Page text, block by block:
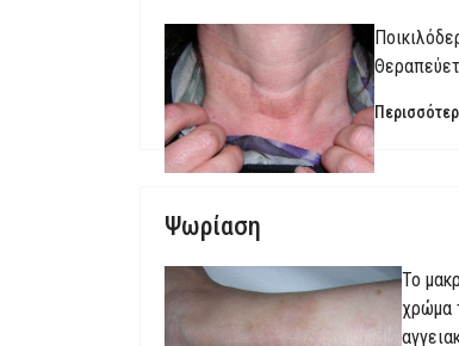
Ψωρίαση
Το
χρώμα